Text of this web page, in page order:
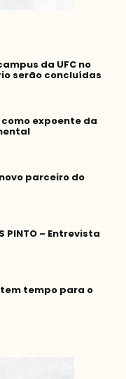
da UFC no
serão concluídas
expoente da
parceiro do
PINTO – Entrevista
tempo para o